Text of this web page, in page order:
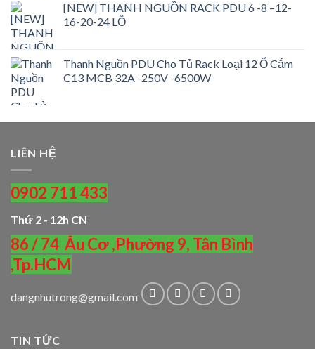
[NEW] THANH NGUỒN RACK PDU 6 -8 –12-
16-20-24 LỖ
Thanh Nguồn PDU Cho Tủ Rack Loại 12 Ổ Cắm
C13 MCB 32A -250V -6500W
LIÊN HỆ
0902 711 433
Thứ 2 - 12h CN
86 / 74 Âu Cơ ,Phường 9, Tân Bình
,Tp.HCM
dangnhutrong@gmail.com
TIN TỨC